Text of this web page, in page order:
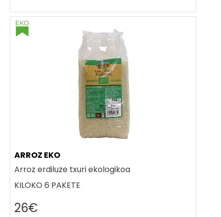
ARROZ EKO
Arroz erdiluze txuri ekologikoa
KILOKO 6 PAKETE
26€